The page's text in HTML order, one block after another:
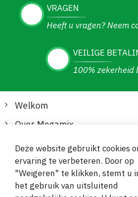
VRAGEN
Heeft u vragen? Neem
VEILIGE
100% zekerheid
Welkom
Over Megamix
Informatie
Klantenservice
Deze website gebruikt cookies
ervaring te verbeteren. Door op
"Weigeren" te klikken, stemt u
het gebruik van uitsluitend